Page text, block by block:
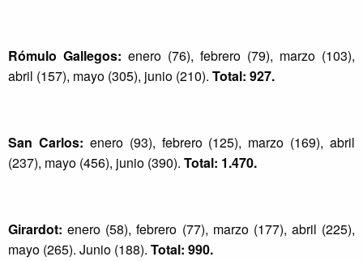
Rómulo Gallegos: enero (76), febrero (79), marzo (103),
abril (157), mayo (305), junio (210). Total: 927.
San Carlos: enero (93), febrero (125), marzo (169), abril
(237), mayo (456), junio (390). Total: 1.470.
Girardot: enero (58), febrero (77), marzo (177), abril (225),
mayo (265). Junio (188). Total: 990.